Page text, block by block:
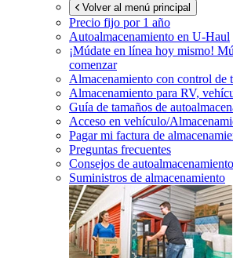
Volver al menú principal
Precio fijo por 1 año
Autoalmacenamiento en U-Haul
¡Múdate en línea hoy mismo!
comenzar
Almacenamiento con control de
Almacenamiento para RV,
Guía de tamaños de
Acceso en vehículo/
Pagar mi factura de
Preguntas frecuentes
Consejos de autoalmacenamiento
Suministros de almacenamiento